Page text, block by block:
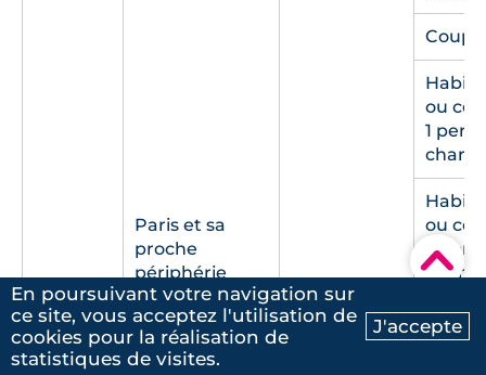
Ma recherche Contactez-nous
▾
bis
Paris et sa
proche
périphérie
(ex : Saint-
Ouen,
Aubervilliers,
Saint-Denis)
17,62 €/m²
ou
1
ou
2
ou
En poursuivant votre navigation sur
ce site, vous acceptez l'utilisation de
cookies pour la réalisation de
statistiques de visites.
J'accepte